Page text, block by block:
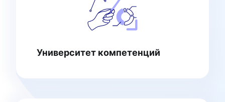
Университет компетенций